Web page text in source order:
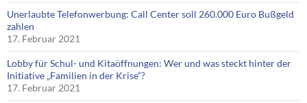
Unerlaubte Telefonwerbung: Call Center soll 260.000 Euro Bußgeld
zahlen
17. Februar 2021
Lobby für Schul- und Kitaöffnungen: Wer und was steckt hinter der
Initiative „Familien in der Krise“?
17. Februar 2021